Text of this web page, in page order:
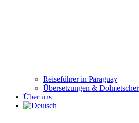
Reiseführer in Paraguay
Übersetzungen & Dolmetscher
Über uns